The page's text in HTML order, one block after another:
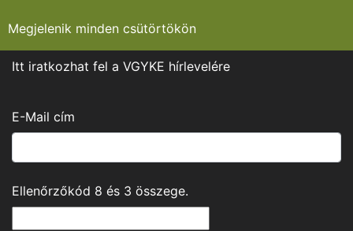
Megjelenik minden csütörtökön
Itt iratkozhat fel a VGYKE hírlevelére
E-Mail cím
Ellenőrzőkód 8 és 3 összege.